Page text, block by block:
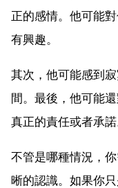
正的感情。他可能
有興趣。
其次，他可能感到
間。最後，他可能
真正的責任或者承諾
不管是哪種情況，
晰的認識。如果你